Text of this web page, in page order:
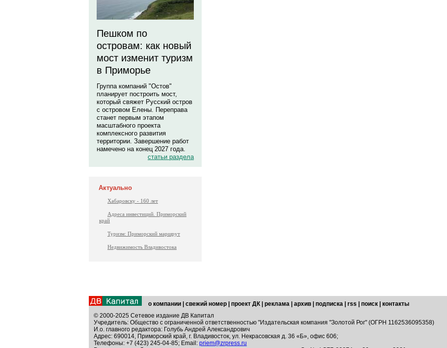
Пешком по
островам: как новый
мост изменит туризм
в Приморье
Группа компаний "Остов"
планирует построить мост,
который свяжет Русский остров
с островом Елены. Переправа
станет первым этапом
масштабного проекта
комплексного развития
территории. Завершение работ
намечено на конец 2027 года.
статьи раздела
Актуально
Хабаровску - 160 лет
Адреса инвестиций. Приморский
край
Туризм: Приморский маршрут
Недвижимость Владивостока
о компании свежий номер проект ДК реклама архив подписка rss поиск
контакты
© 2000-2025 Сетевое издание ДВ Капитал
Учредитель: Общество с ограниченной ответственностью "Издательская компания "Золотой Рог" (ОГРН 1162536095358)
И.о. главного редактора: Голубь Андрей Александрович
Адрес: 690014, Приморский край, г. Владивосток, ул. Некрасовская д. 36 «Б», офис 606;
Телефоны: +7 (423) 245-04-85; Email: priem@zrpress.ru